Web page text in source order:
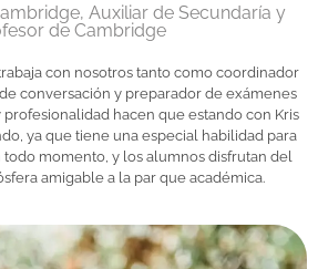
Auxiliar de Secundaría y
de Cambridge
con nosotros tanto como coordinador
conversación y preparador de exámenes
hacen que estando con Kris
ya que tiene una especial habilidad para
momento, y los alumnos disfrutan del
amigable a la par que académica.